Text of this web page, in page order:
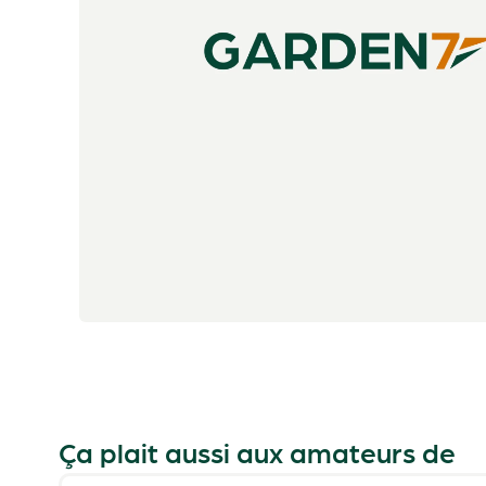
Ça plait aussi aux amateurs de